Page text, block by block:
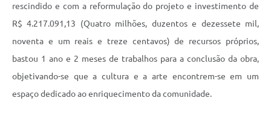
rescindido e com a reformulação do projeto e investimento de
R$ 4.217.091,13 (Quatro milhões, duzentos e dezessete mil,
noventa e um reais e treze centavos) de recursos próprios,
bastou 1 ano e 2 meses de trabalhos para a conclusão da obra,
objetivando-se que a cultura e a arte encontrem-se em um
espaço dedicado ao enriquecimento da comunidade.